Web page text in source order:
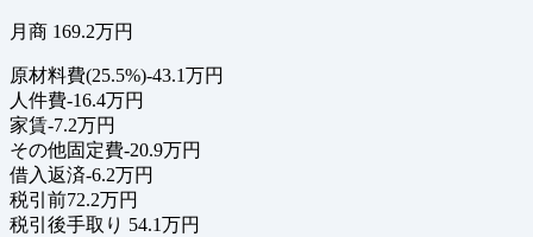
月商 169.2万円
原材料費(25.5%)-43.1万円
人件費-16.4万円
家賃-7.2万円
その他固定費-20.9万円
借入返済-6.2万円
税引前72.2万円
税引後手取り 54.1万円